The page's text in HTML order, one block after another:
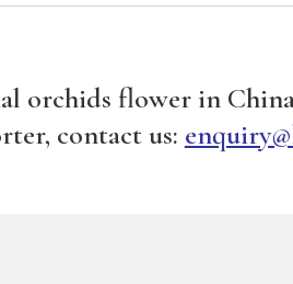
orchids flower in
contact us: